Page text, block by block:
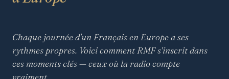
Chaque journée d'un Français en Europe a ses
rythmes propres. Voici comment RMF s'inscrit dans
ces moments clés — ceux où la radio compte
vraiment.